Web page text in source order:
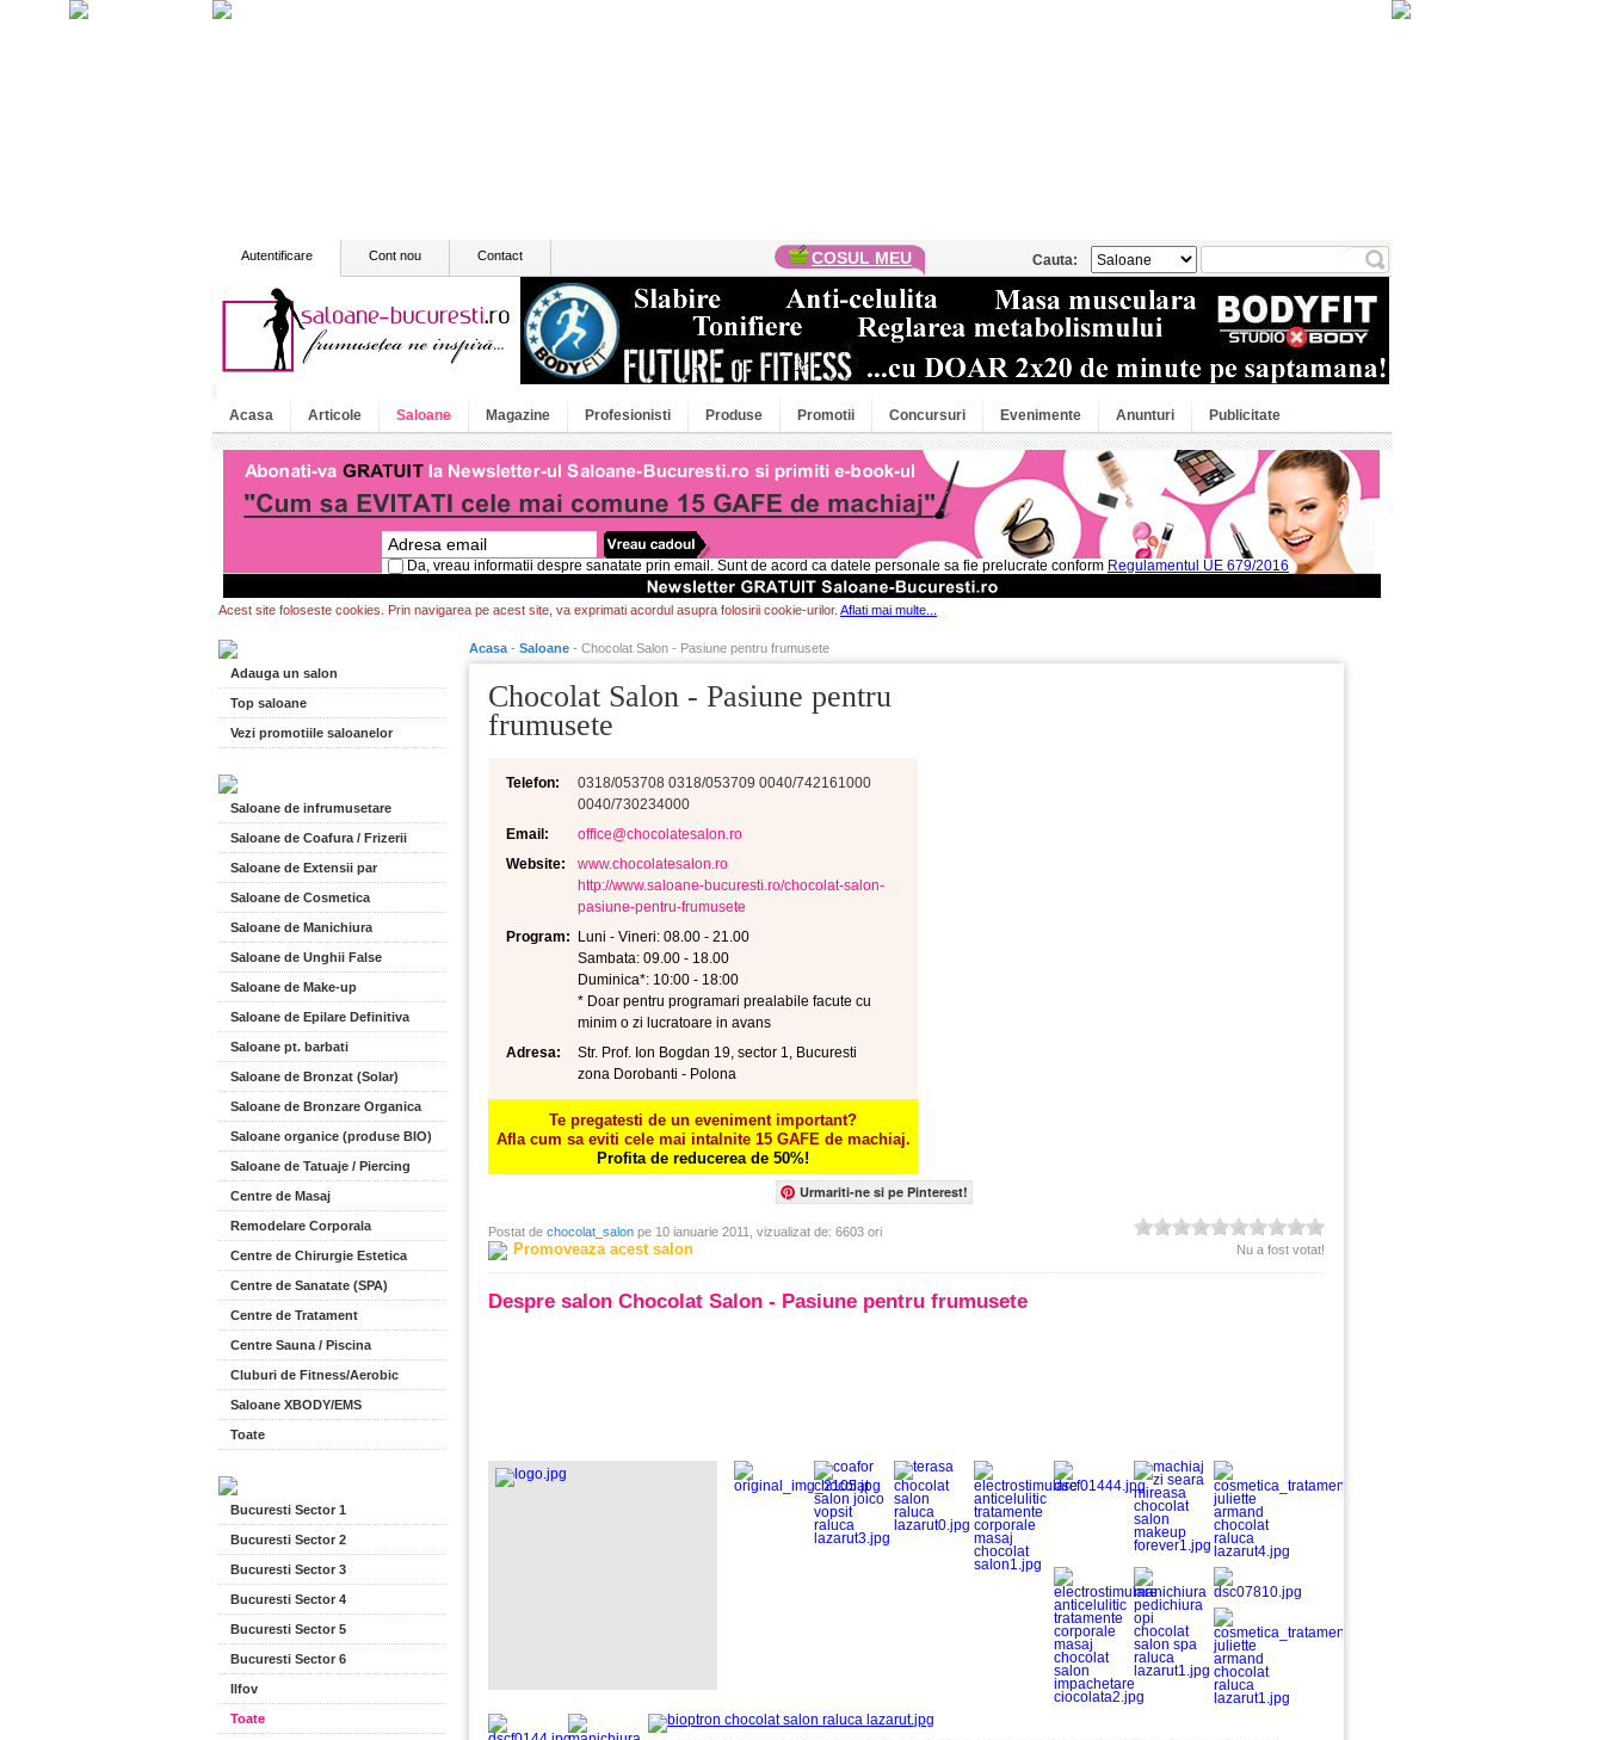
Autentificare Cont nou Contact COSUL MEU Cauta:
Acasa Articole Saloane Magazine Profesionisti Produse Promotii Concursuri Evenimente Anunturi Publicitate
Da, vreau informatii despre sanatate prin email. Sunt de acord ca datele personale sa fie prelucrate conform Regulamentul UE 679/2016
Acest site foloseste cookies. Prin navigarea pe acest site, va exprimati acordul asupra folosirii cookie-urilor. Aflati mai multe...
Adauga un salon
Top saloane
Vezi promotiile saloanelor
Saloane de infrumusetare
Saloane de Coafura / Frizerii
Saloane de Extensii par
Saloane de Cosmetica
Saloane de Manichiura
Saloane de Unghii False
Saloane de Make-up
Saloane de Epilare Definitiva
Saloane pt. barbati
Saloane de Bronzat (Solar)
Saloane de Bronzare Organica
Saloane organice (produse BIO)
Saloane de Tatuaje / Piercing
Centre de Masaj
Remodelare Corporala
Centre de Chirurgie Estetica
Centre de Sanatate (SPA)
Centre de Tratament
Centre Sauna / Piscina
Cluburi de Fitness/Aerobic
Saloane XBODY/EMS
Toate
Bucuresti Sector 1
Bucuresti Sector 2
Bucuresti Sector 3
Bucuresti Sector 4
Bucuresti Sector 5
Bucuresti Sector 6
Ilfov
Toate
Acasa - Saloane - Chocolat Salon - Pasiune pentru frumusete
Chocolat Salon - Pasiune pentru
frumusete
Telefon:
0318/053708 0318/053709 0040/742161000
0040/730234000
Email:
office@chocolatesalon.ro
Website:
www.chocolatesalon.ro
http://www.saloane-bucuresti.ro/chocolat-salon-
pasiune-pentru-frumusete
Program:
Luni - Vineri: 08.00 - 21.00
Sambata: 09.00 - 18.00
Duminica*: 10:00 - 18:00
* Doar pentru programari prealabile facute cu
minim o zi lucratoare in avans
Adresa:
Str. Prof. Ion Bogdan 19, sector 1, Bucuresti
zona Dorobanti - Polona
Te pregatesti de un eveniment important?
Afla cum sa eviti cele mai intalnite 15 GAFE de machiaj.
Profita de reducerea de 50%!
Urmariti-ne si pe Pinterest!
Postat de chocolat_salon pe 10 ianuarie 2011, vizualizat de: 6603 ori
Promoveaza acest salon Nu a fost votat!
Despre salon Chocolat Salon - Pasiune pentru frumusete